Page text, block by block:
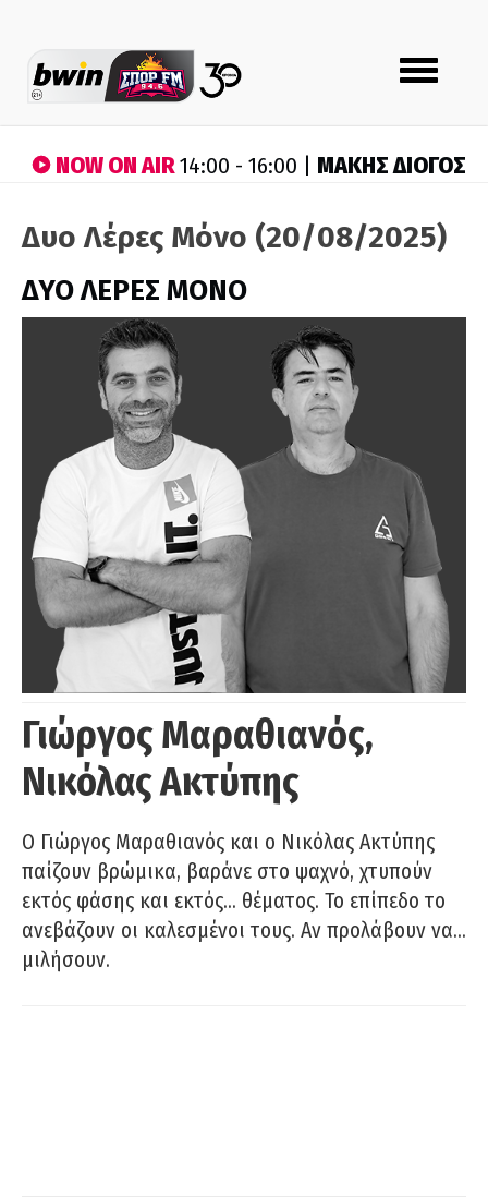
Toggle
navigation
NOW ON AIR14:00 - 16:00 | ΜΑΚΗΣ ΔΙΟΓΟΣ
Δυο Λέρες Μόνο (20/08/2025)
ΔΥΟ ΛΕΡΕΣ ΜΟΝΟ
Γιώργος Μαραθιανός,
Νικόλας Ακτύπης
Ο Γιώργος Μαραθιανός και ο Νικόλας Ακτύπης
παίζουν βρώμικα, βαράνε στο ψαχνό, χτυπούν
εκτός φάσης και εκτός… θέματος. Το επίπεδο το
ανεβάζουν οι καλεσμένοι τους. Αν προλάβουν να…
μιλήσουν.